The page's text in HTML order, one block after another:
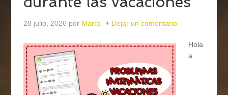
28 julio, 2026 por María Dejar un comentario
Hola
a